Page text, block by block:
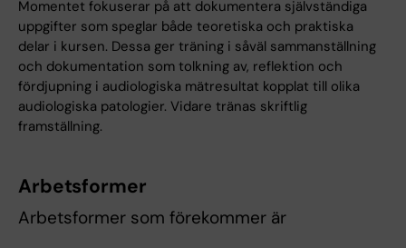
Momentet fokuserar på att dokumentera självständiga
uppgifter som speglar både teoretiska och praktiska
delar i kursen. Dessa ger träning i såväl sammanställning
och dokumentation som tolkning av, reflektion och
fördjupning i audiologiska mätresultat kopplat till olika
audiologiska patologier. Vidare tränas skriftlig
framställning.
Arbetsformer
Arbetsformer som förekommer är